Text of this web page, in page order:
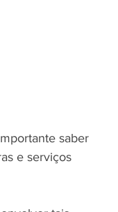
saber
e serviços